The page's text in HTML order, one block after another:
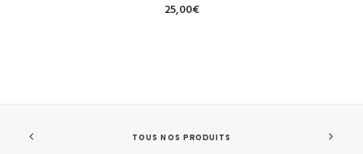
25,00€
TOUS NOS PRODUITS